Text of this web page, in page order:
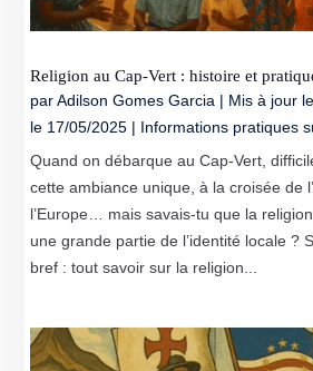
Religion au Cap‑Vert : histoire et
parAdilson Gomes Garcia | Mis à jour
le 17/05/2025 | Informations pratiques
Quand on débarque au Cap-Vert,
cette ambiance unique, à la croisée de
l’Europe… mais savais-tu que la
une grande partie de l’identité locale ?
bref : tout savoir sur la religion...